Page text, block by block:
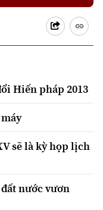
Hiến pháp 2013
sẽ là kỳ họp lịch
nước vươn